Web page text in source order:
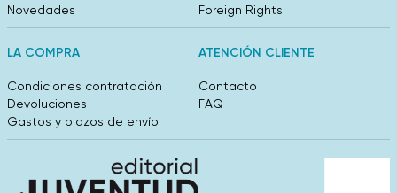
Novedades
Foreign Rights
LA COMPRA
Condiciones contratación
Devoluciones
Gastos y plazos de envío
ATENCIÓN CLIENTE
Contacto
FAQ